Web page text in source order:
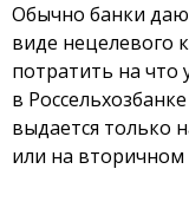
Обычно банки
виде нецелевого
потратить на что
в
выдается только
или на вторичном